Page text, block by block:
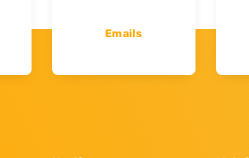
Emails